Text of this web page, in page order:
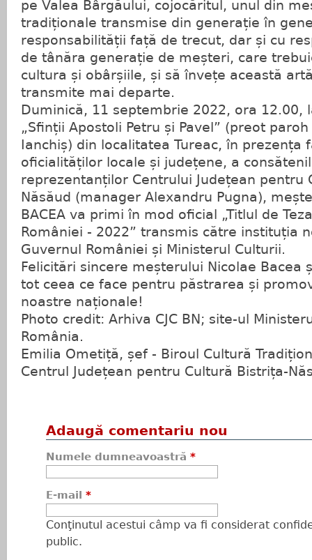
pe Valea Bârgăului, cojocăritul, unul din
tradiționale transmise din generație în
responsabilității față de trecut, dar și cu
de tânăra generație de meșteri, care
cultura și obârșiile, și să învețe această
transmite mai departe.
Duminică, 11 septembrie 2022, ora 12.00,
„Sfinții Apostoli Petru și Pavel” (preot
Ianchiș) din localitatea Tureac, în prezența
oficialităților locale și județene, a
reprezentanților Centrului Județean pentru
Năsăud (manager Alexandru Pugna),
BACEA va primi în mod oficial „Titlul de
României - 2022” transmis către instituția
Guvernul României și Ministerul Culturii.
Felicitări sincere meșterului Nicolae Bacea
tot ceea ce face pentru păstrarea și
noastre naționale!
Photo credit: Arhiva CJC BN; site-ul
România.
Emilia Ometiță, șef - Biroul Cultură
Centrul Județean pentru Cultură Bistrița-
Adaugă comentariu nou
Numele dumneavoastră *
E-mail *
Conţinutul acestui câmp va fi considerat
public.